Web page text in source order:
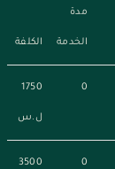
مدة
الخدمة الكلفة
0
1750
ل.س
0
3500